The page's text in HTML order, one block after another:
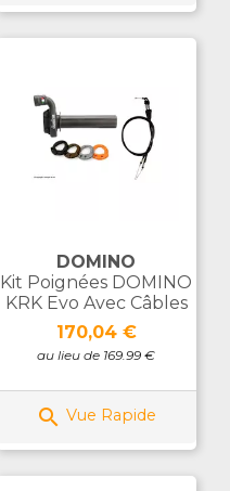
DOMINO
Kit Poignées DOMINO
KRK Evo Avec Câbles
Prix
170,04 €
au lieu de 169.99 €
 Vue Rapide